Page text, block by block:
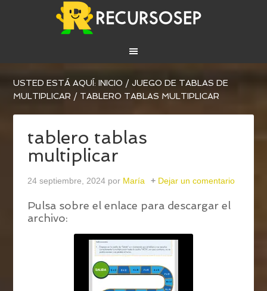
USTED ESTÁ AQUÍ:INICIO / JUEGO DE TABLAS DE
MULTIPLICAR / TABLERO TABLAS MULTIPLICAR
tablero tablas
multiplicar
24 septiembre, 2024 por María Dejar un comentario
Pulsa sobre el enlace para descargar el
archivo: